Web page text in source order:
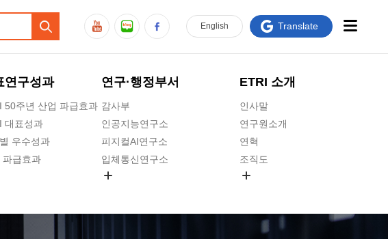
연구성과
50주년 산업 파급효과
대표성과
우수성과
파급효과
연구·행정부서
감사부
인공지능연구소
피지컬AI연구소
입체통신연구소
ETRI 소개
인사말
연구원소개
연혁
조직도
연구원 고객헌장
English Translate